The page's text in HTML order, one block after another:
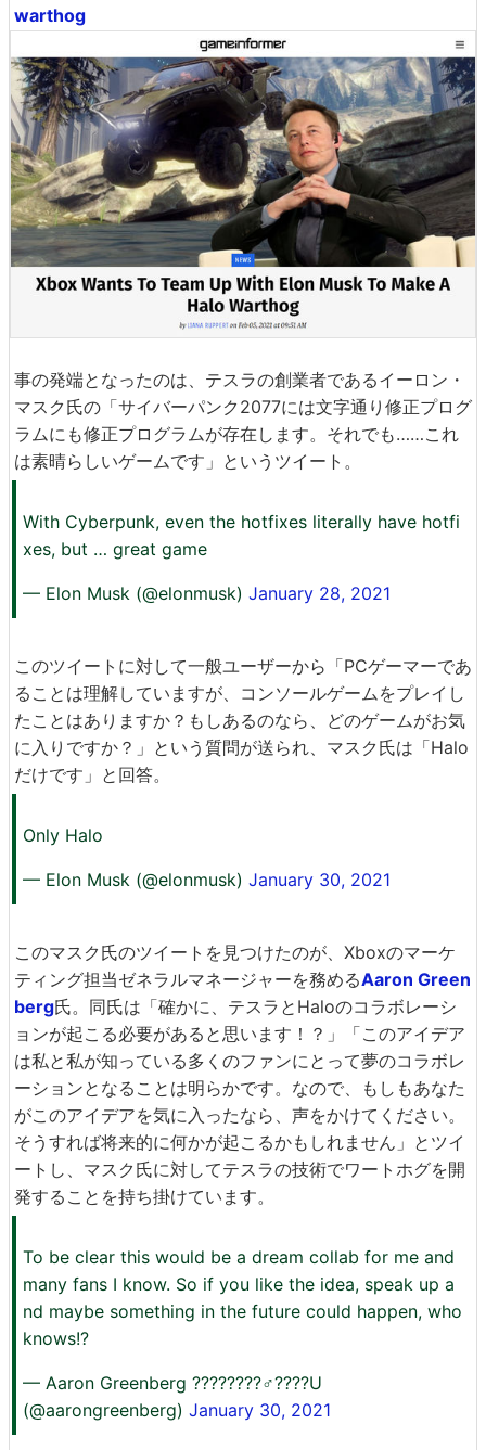
warthog
事の発端となったのは、テスラの創業者であるイーロン・
マスク氏の「サイバーパンク2077には文字通り修正プログ
ラムにも修正プログラムが存在します。それでも……これ
は素晴らしいゲームです」というツイート。
With Cyberpunk, even the hotfixes literally have hotfi
xes, but … great game
— Elon Musk (@elonmusk) January 28, 2021
このツイートに対して一般ユーザーから「PCゲーマーであ
ることは理解していますが、コンソールゲームをプレイし
たことはありますか？もしあるのなら、どのゲームがお気
に入りですか？」という質問が送られ、マスク氏は「Halo
だけです」と回答。
Only Halo
— Elon Musk (@elonmusk) January 30, 2021
このマスク氏のツイートを見つけたのが、Xboxのマーケ
ティング担当ゼネラルマネージャーを務めるAaron Green
berg氏。同氏は「確かに、テスラとHaloのコラボレーシ
ョンが起こる必要があると思います！？」「このアイデア
は私と私が知っている多くのファンにとって夢のコラボレ
ーションとなることは明らかです。なので、もしもあなた
がこのアイデアを気に入ったなら、声をかけてください。
そうすれば将来的に何かが起こるかもしれません」とツイ
ートし、マスク氏に対してテスラの技術でワートホグを開
発することを持ち掛けています。
To be clear this would be a dream collab for me and
many fans I know. So if you like the idea, speak up a
nd maybe something in the future could happen, who
knows!?
— Aaron Greenberg ????????‍♂️????U
(@aarongreenberg) January 30, 2021